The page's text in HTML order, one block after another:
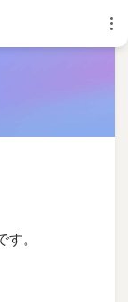
。